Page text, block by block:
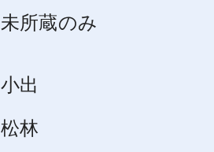
未所蔵のみ
小出
松林